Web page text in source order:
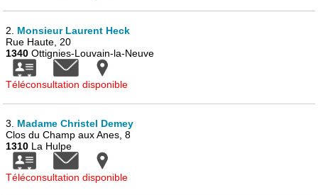
2. Monsieur Laurent Heck
Rue Haute, 20
1340 Ottignies-Louvain-la-Neuve
Téléconsultation disponible
3. Madame Christel Demey
Clos du Champ aux Anes, 8
1310 La Hulpe
Téléconsultation disponible